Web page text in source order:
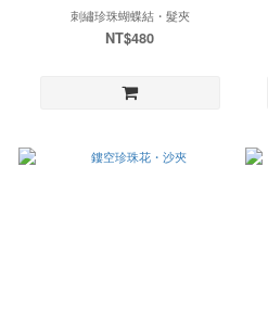
刺繡珍珠蝴蝶結・髮夾
NT$480